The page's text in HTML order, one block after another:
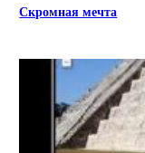
Скромная мечта